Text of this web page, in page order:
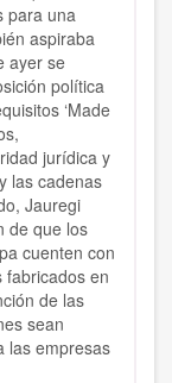
para una
aspiraba
ayer se
política
‘Made
jurídica y
las cadenas
Jauregi
de que los
cuenten con
fabricados en
de las
sean
las empresas